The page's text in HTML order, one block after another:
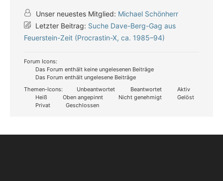
Unser neuestes Mitglied: Michael Schönherr
Letzter Beitrag: Suche Dave-Berg-Gag aus
Feuerstein-Zeit (Procrastin-X, ca. 1985–94)
Forum Icons:
Das Forum enthält keine ungelesenen Beiträge
Das Forum enthält ungelesene Beiträge
Themen-Icons:
Unbeantwortet Beantwortet
Aktiv
Heiß
Oben angepinnt Nicht genehmigt
Gelöst
Privat
Geschlossen